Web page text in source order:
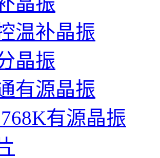
温补晶振
晶振
有源晶振
有源晶振